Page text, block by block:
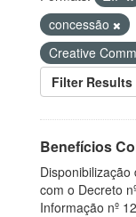
concessão
Creative
Filter Results
Benefícios
com o Decreto
Informação nº